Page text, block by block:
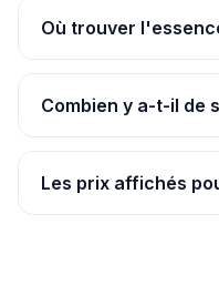
Où trouver
avec les ruptures
Combien y a-t-il de
continu pour chaque
Les prix affichés